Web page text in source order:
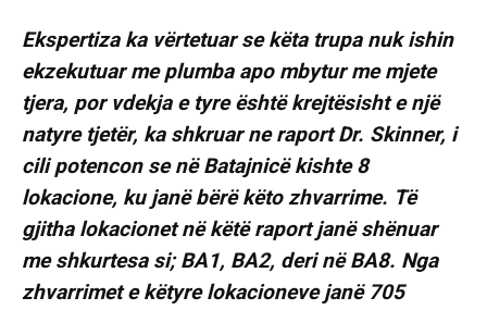
Ekspertiza ka vërtetuar se këta trupa nuk ishin
ekzekutuar me plumba apo mbytur me mjete
tjera, por vdekja e tyre është krejtësisht e një
natyre tjetër, ka shkruar ne raport Dr. Skinner, i
cili potencon se në Batajnicë kishte 8
lokacione, ku janë bërë këto zhvarrime. Të
gjitha lokacionet në këtë raport janë shënuar
me shkurtesa si; BA1, BA2, deri në BA8. Nga
zhvarrimet e këtyre lokacioneve janë 705